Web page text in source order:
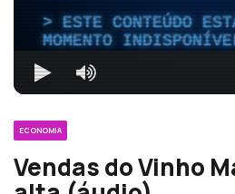
ESTE CONTEÚDO
MOMENTO
ECONOMIA
Vendas do Vinho